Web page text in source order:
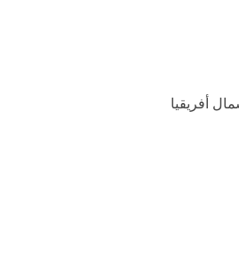
أفريقيا